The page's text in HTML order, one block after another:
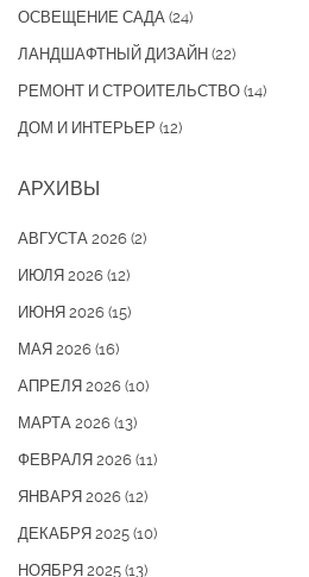
ОСВЕЩЕНИЕ САДА (24)
ЛАНДШАФТНЫЙ ДИЗАЙН (22)
РЕМОНТ И СТРОИТЕЛЬСТВО (14)
ДОМ И ИНТЕРЬЕР (12)
АРХИВЫ
АВГУСТА 2026 (2)
ИЮЛЯ 2026 (12)
ИЮНЯ 2026 (15)
МАЯ 2026 (16)
АПРЕЛЯ 2026 (10)
МАРТА 2026 (13)
ФЕВРАЛЯ 2026 (11)
ЯНВАРЯ 2026 (12)
ДЕКАБРЯ 2025 (10)
НОЯБРЯ 2025 (13)